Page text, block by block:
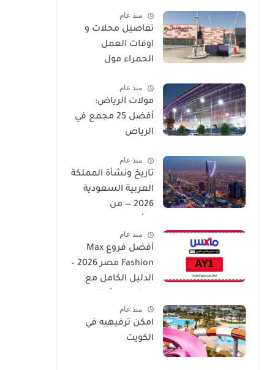
منذ عام
تفاصيل محلات و
اوقات العمل
الحمراء مول
منذ عام
مولات الرياض:
أفضل 25 مجمع في
الرياض
منذ عام
تاريخ ونشأة المملكة
العربية السعودية
2026 — من
الحديث
منذ عام
أفضل فروع Max
Fashion مصر 2026 –
الدليل الكامل مع
العمل
منذ عام
امكن ترفيهيه في
الكويت